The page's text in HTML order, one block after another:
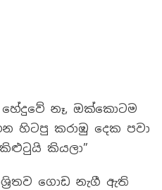
නෑ, ඔක්කොටම
හිටපු කරාඹු දෙක පවා
කිළුටුයි කියලා”
ගොඩ නැගී ඇති